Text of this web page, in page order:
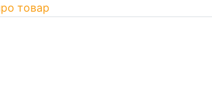
товар